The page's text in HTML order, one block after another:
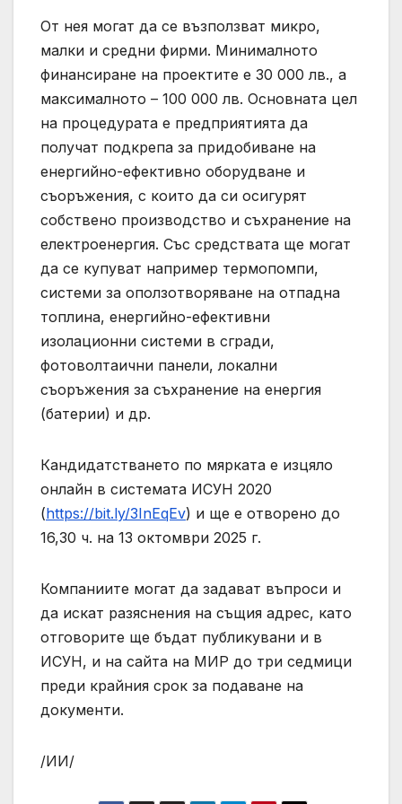
От нея могат да се възползват микро,
малки и средни фирми. Минималното
финансиране на проектите е 30 000 лв., а
максималното – 100 000 лв. Основната цел
на процедурата е предприятията да
получат подкрепа за придобиване на
енергийно-ефективно оборудване и
съоръжения, с които да си осигурят
собствено производство и съхранение на
електроенергия. Със средствата ще могат
да се купуват например термопомпи,
системи за оползотворяване на отпадна
топлина, енергийно-ефективни
изолационни системи в сгради,
фотоволтаични панели, локални
съоръжения за съхранение на енергия
(батерии) и др.
Кандидатстването по мярката е изцяло
онлайн в системата ИСУН 2020
(https://bit.ly/3InEqEv) и ще е отворено до
16,30 ч. на 13 октомври 2025 г.
Компаниите могат да задават въпроси и
да искат разяснения на същия адрес, като
отговорите ще бъдат публикувани и в
ИСУН, и на сайта на МИР до три седмици
преди крайния срок за подаване на
документи.
/ИИ/